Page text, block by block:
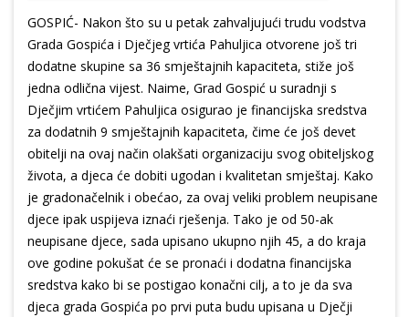
GOSPIĆ- Nakon što su u petak zahvaljujući trudu vodstva
Grada Gospića i Dječjeg vrtića Pahuljica otvorene još tri
dodatne skupine sa 36 smještajnih kapaciteta, stiže još
jedna odlična vijest. Naime, Grad Gospić u suradnji s
Dječjim vrtićem Pahuljica osigurao je financijska sredstva
za dodatnih 9 smještajnih kapaciteta, čime će još devet
obitelji na ovaj način olakšati organizaciju svog obiteljskog
života, a djeca će dobiti ugodan i kvalitetan smještaj. Kako
je gradonačelnik i obećao, za ovaj veliki problem neupisane
djece ipak uspijeva iznaći rješenja. Tako je od 50-ak
neupisane djece, sada upisano ukupno njih 45, a do kraja
ove godine pokušat će se pronaći i dodatna financijska
sredstva kako bi se postigao konačni cilj, a to je da sva
djeca grada Gospića po prvi puta budu upisana u Dječji